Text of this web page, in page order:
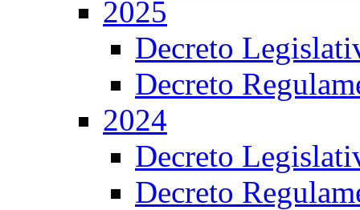
2025
Decreto
Decreto
2024
Decreto
Decreto